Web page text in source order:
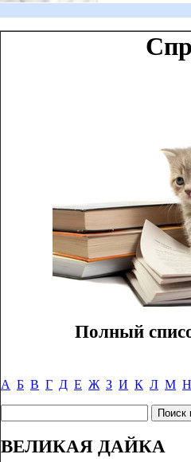
Полный
А Б В Г Д Е Ж З И К Л М Н
ВЕЛИКАЯ ДАЙКА